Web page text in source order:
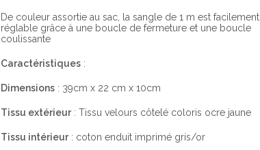
De couleur assortie au sac, la sangle de 1 m est facilement
réglable grâce à une boucle de fermeture et une boucle
coulissante
Caractéristiques :
Dimensions : 39cm x 22 cm x 10cm
Tissu extérieur: Tissu velours côtelé coloris ocre jaune
Tissu intérieur: coton enduit imprimé gris/or